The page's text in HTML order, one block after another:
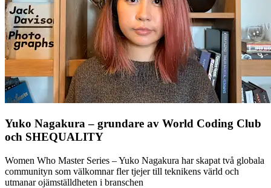
Yuko Nagakura – grundare av World Coding Club
och SHEQUALITY
Women Who Master Series – Yuko Nagakura har skapat två globala
communityn som välkomnar fler tjejer till teknikens värld och
utmanar ojämställdheten i branschen